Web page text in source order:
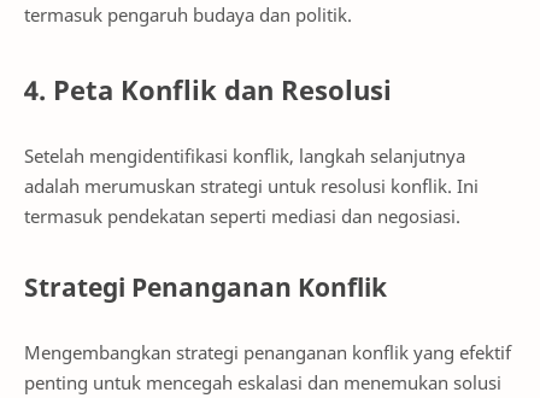
termasuk pengaruh budaya dan politik.
4. Peta Konflik dan Resolusi
Setelah mengidentifikasi konflik, langkah selanjutnya
adalah merumuskan strategi untuk resolusi konflik. Ini
termasuk pendekatan seperti mediasi dan negosiasi.
Strategi Penanganan Konflik
Mengembangkan strategi penanganan konflik yang efektif
penting untuk mencegah eskalasi dan menemukan solusi